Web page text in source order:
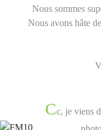
Nous sommes
Nous avons hâte
Cc, je viens